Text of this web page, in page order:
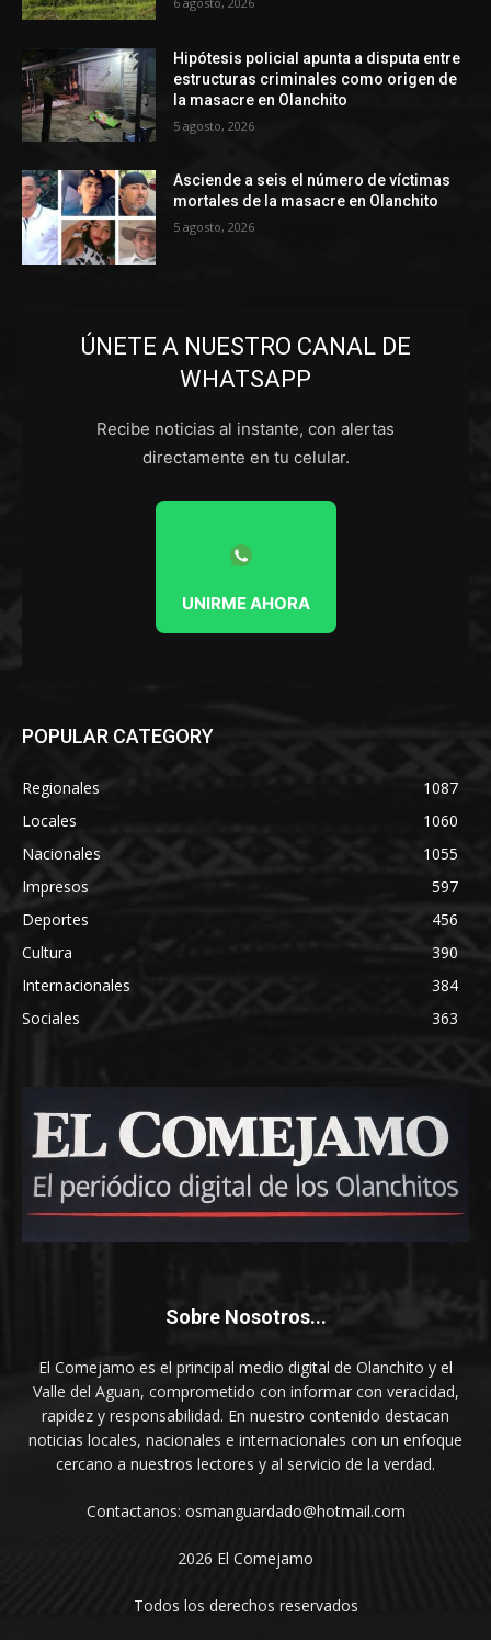
Hipótesis policial apunta a disputa entre
estructuras criminales como origen de
la masacre en Olanchito
5 agosto, 2026
Asciende a seis el número de víctimas
mortales de la masacre en Olanchito
5 agosto, 2026
ÚNETE A NUESTRO CANAL DE
WHATSAPP
Recibe noticias al instante, con alertas
directamente en tu celular.
UNIRME AHORA
POPULAR CATEGORY
Regionales
1087
Locales
1060
Nacionales
1055
Impresos
597
Deportes
456
Cultura
390
Internacionales
384
Sociales
363
Sobre Nosotros...
El Comejamo es el principal medio digital de Olanchito y el
Valle del Aguan, comprometido con informar con veracidad,
rapidez y responsabilidad. En nuestro contenido destacan
noticias locales, nacionales e internacionales con un enfoque
cercano a nuestros lectores y al servicio de la verdad.
Contactanos: osmanguardado@hotmail.com
2026 El Comejamo
Todos los derechos reservados